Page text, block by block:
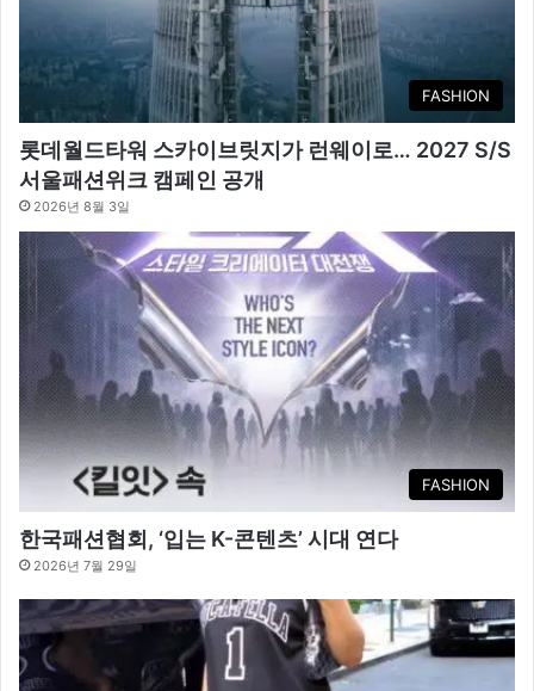
FASHION
롯데월드타워 스카이브릿지가 런웨이로… 2027 S/S
서울패션위크 캠페인 공개
2026년 8월 3일
FASHION
한국패션협회, ‘입는 K-콘텐츠’ 시대 연다
2026년 7월 29일